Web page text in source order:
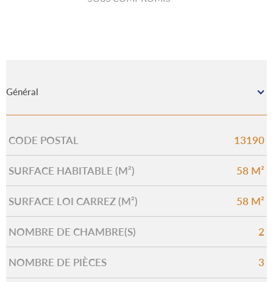
Général
Caractérisque Valeurs
CODE POSTAL 13190
SURFACE HABITABLE (M²) 58 M²
SURFACE LOI CARREZ (M²) 58 M²
NOMBRE DE CHAMBRE(S) 2
NOMBRE DE PIÈCES 3